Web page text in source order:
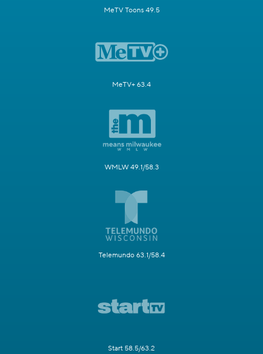
MeTV Toons 49.5
MeTV+ 63.4
WMLW 49.1/58.3
Telemundo 63.1/58.4
Start 58.5/63.2